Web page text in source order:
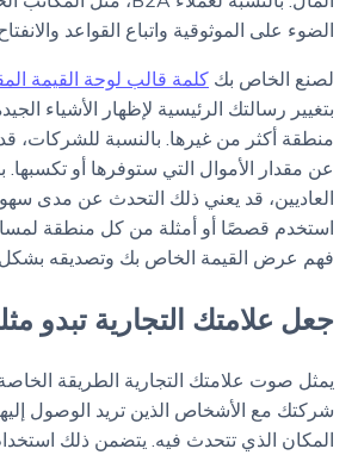
الضوء على الموثوقية واتباع القواعد
لصنع الخاص بك كلمة قالب لوحة القيمة
بتغيير رسالتك الرئيسية لإظهار الأشياء
منطقة أكثر من غيرها. بالنسبة للشركات،
عن مقدار الأموال التي ستوفرها أو
العاديين، قد يعني ذلك التحدث عن مدى
استخدم قصصًا أو أمثلة من كل منطقة
فهم عرض القيمة الخاص بك وتصديقه
جعل علامتك التجارية تبدو
يمثل صوت علامتك التجارية الطريقة
شركتك مع الأشخاص الذين تريد الوصول
المكان الذي تتحدث فيه. يتضمن ذلك